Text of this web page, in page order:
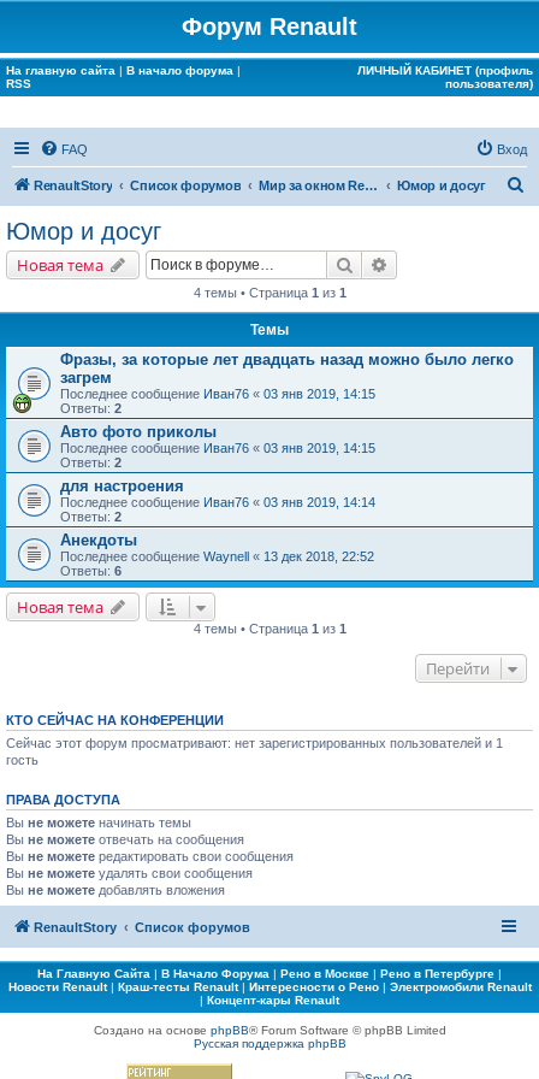
Форум Renault
На главную сайта | В начало форума |
RSS
ЛИЧНЫЙ КАБИНЕТ (профиль
пользователя)
FAQ Вход
RenaultStory Список форумов Мир за окном Renault Юмор и досуг
Юмор и досуг
Новая тема Поиск
4 темы • Страница 1 из 1
Темы
Фразы, за которые лет двадцать назад можно было легко
загрем
Последнее сообщение Иван76 « 03 янв 2019, 14:15
Ответы: 2
Авто фото приколы
Последнее сообщение Иван76 « 03 янв 2019, 14:15
Ответы: 2
для настроения
Последнее сообщение Иван76 « 03 янв 2019, 14:14
Ответы: 2
Анекдоты
Последнее сообщение Waynell « 13 дек 2018, 22:52
Ответы: 6
Новая тема
4 темы • Страница 1 из 1
Перейти
КТО СЕЙЧАС НА КОНФЕРЕНЦИИ
Сейчас этот форум просматривают: нет зарегистрированных пользователей и 1
гость
ПРАВА ДОСТУПА
Вы не можете начинать темы
Вы не можете отвечать на сообщения
Вы не можете редактировать свои сообщения
Вы не можете удалять свои сообщения
Вы не можете добавлять вложения
RenaultStory Список форумов
На Главную Сайта | В Начало Форума | Рено в Москве | Рено в Петербурге |
Новости Renault| Краш-тесты Renault| Интересности о Рено| Электромобили Renault
| Концепт-кары Renault
Создано на основе phpBB® Forum Software © phpBB Limited
Русская поддержка phpBB